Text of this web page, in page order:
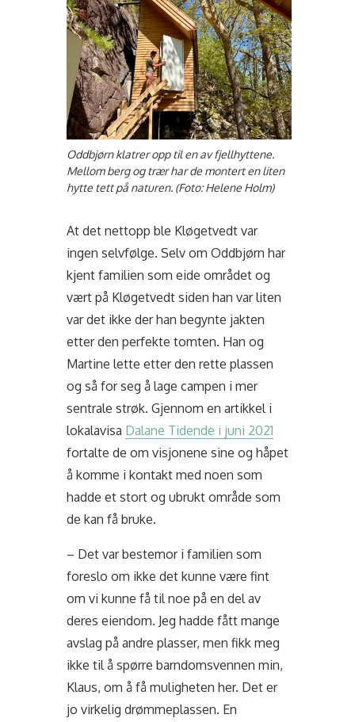
Oddbjørn klatrer opp til en av fjellhyttene.
Mellom berg og trær har de montert en liten
hytte tett på naturen. (Foto: Helene Holm)
At det nettopp ble Kløgetvedt var
ingen selvfølge. Selv om Oddbjørn har
kjent familien som eide området og
vært på Kløgetvedt siden han var liten
var det ikke der han begynte jakten
etter den perfekte tomten. Han og
Martine lette etter den rette plassen
og så for seg å lage campen i mer
sentrale strøk. Gjennom en artikkel i
lokalavisa Dalane Tidende i juni 2021
fortalte de om visjonene sine og håpet
å komme i kontakt med noen som
hadde et stort og ubrukt område som
de kan få bruke.
– Det var bestemor i familien som
foreslo om ikke det kunne være fint
om vi kunne få til noe på en del av
deres eiendom. Jeg hadde fått mange
avslag på andre plasser, men fikk meg
ikke til å spørre barndomsvennen min,
Klaus, om å få muligheten her. Det er
jo virkelig drømmeplassen. En